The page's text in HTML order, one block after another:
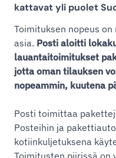
kattavat yli puolet
Toimituksen nopeus
asia. Posti aloitti
lauantaitoimitukset
jotta oman tilauksen
nopeammin, kuutena
Posti toimittaa
Posteihin ja
kotiinkuljetuksena
Toimitusten piirissä on